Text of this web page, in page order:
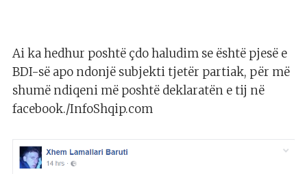
Ai ka hedhur poshtë çdo haludim se është pjesë e
BDI-së apo ndonjë subjekti tjetër partiak, për më
shumë ndiqeni më poshtë deklaratën e tij në
facebook./InfoShqip.com